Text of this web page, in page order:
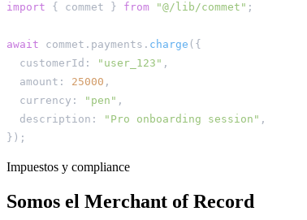
import
{ commet } from "@/lib/commet" ;
await commet . payments . charge ( {
  customerId
: "user_123" ,
  amount
: 25000 ,
  currency
: "pen" ,
  description
: "Pro onboarding session" ,
} ) ;
Impuestos y compliance
Somos el Merchant of Record